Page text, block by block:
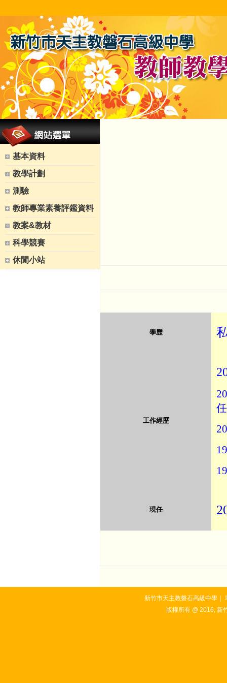
基本資料
教學計劃
測驗
教師專業素養評鑑資料
教案&教材
科學競賽
休閒小站
學歷
工作經歷
現任
新竹市天主教磐石高級中學｜
版權所有 @ 2016, 新